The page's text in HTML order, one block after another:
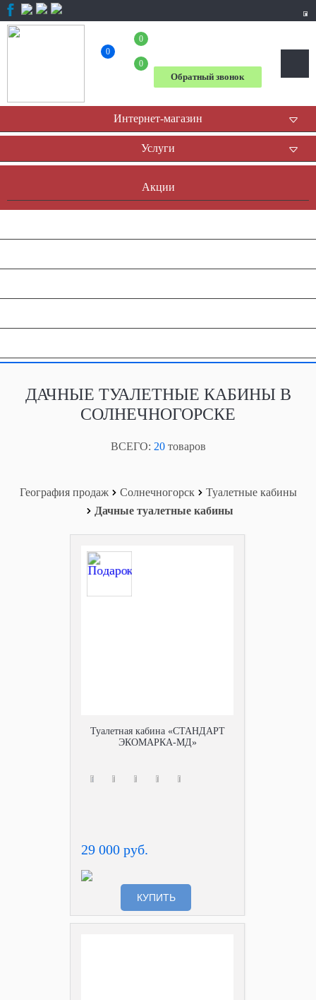
0
0
0
Обратный звонок
Интернет-магазин
Услуги
Акции
ДАЧНЫЕ ТУАЛЕТНЫЕ КАБИНЫ В
СОЛНЕЧНОГОРСКЕ
ВСЕГО: 20товаров
География продаж Солнечногорск
Туалетные кабины
Дачные туалетные кабины
Туалетная кабина «СТАНДАРТ
ЭКОМАРКА-МД»
29 000 руб.
КУПИТЬ